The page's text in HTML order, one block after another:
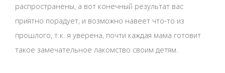
распространены, а вот конечный результат вас
приятно порадует, и возможно навеет что-то из
прошлого, т.к. я уверена, почти каждая мама готовит
такое замечательное лакомство своим детям.